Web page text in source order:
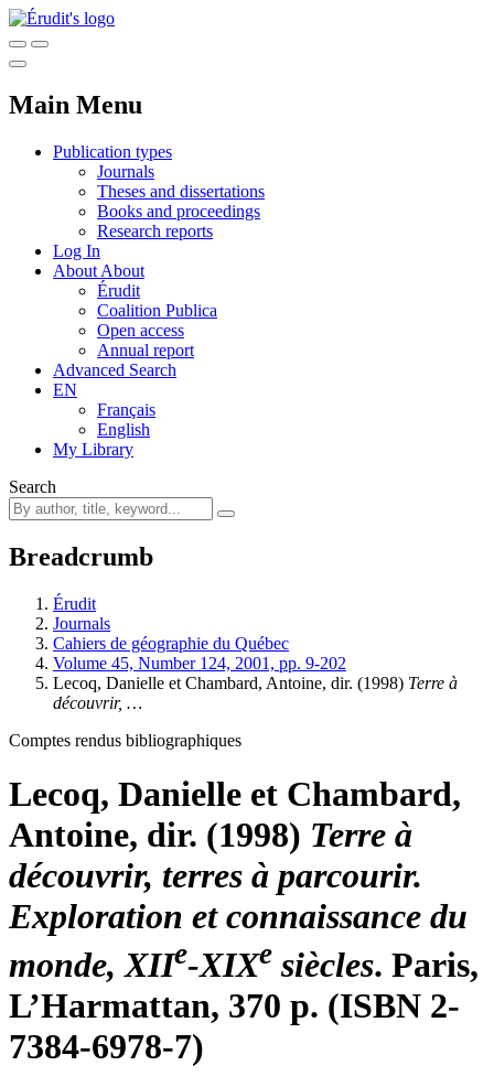
Main Menu
Publication types
Journals
Theses and dissertations
Books and proceedings
Research reports
Log In
About About
Érudit
Coalition Publica
Open access
Annual report
Advanced Search
EN
Français
English
My Library
Search
Breadcrumb
Érudit
Journals
Cahiers de géographie du Québec
Volume 45, Number 124, 2001, pp. 9-202
Lecoq, Danielle et Chambard, Antoine, dir. (1998) Terre à
découvrir, …
Comptes rendus bibliographiques
Lecoq, Danielle et Chambard,
Antoine, dir. (1998) Terre à
découvrir, terres à parcourir.
Exploration et connaissance du
monde, XIIe-XIXe siècles. Paris,
L’Harmattan, 370 p. (ISBN 2-
7384-6978-7)